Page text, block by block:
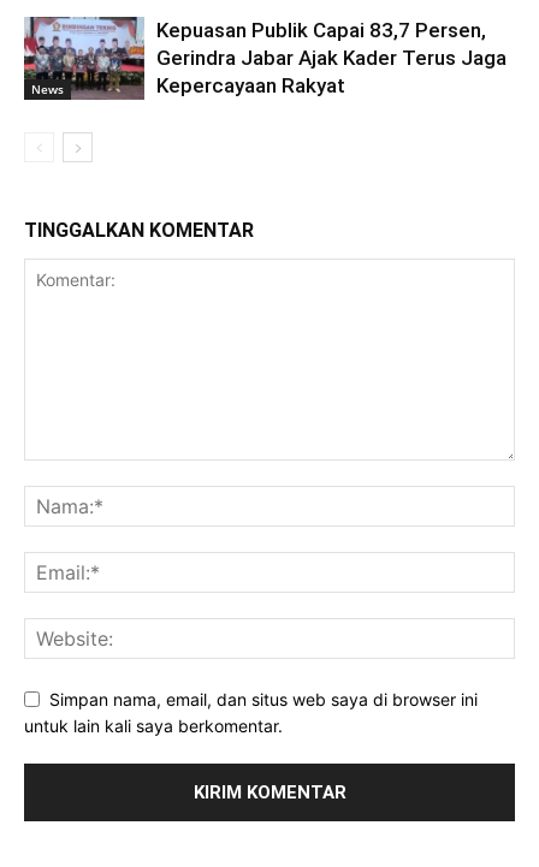
News
Kepuasan Publik Capai 83,7 Persen,
Gerindra Jabar Ajak Kader Terus Jaga
Kepercayaan Rakyat
TINGGALKAN KOMENTAR
Simpan nama, email, dan situs web saya di browser ini
untuk lain kali saya berkomentar.